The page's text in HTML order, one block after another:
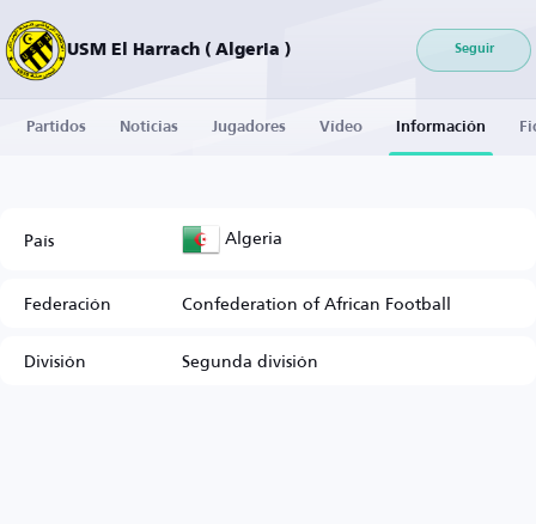
USM El Harrach ( Algeria ) Seguir
Partidos Noticias Jugadores Vídeo Información
País Algeria
Federación
Confederation of African Football
División
Segunda división